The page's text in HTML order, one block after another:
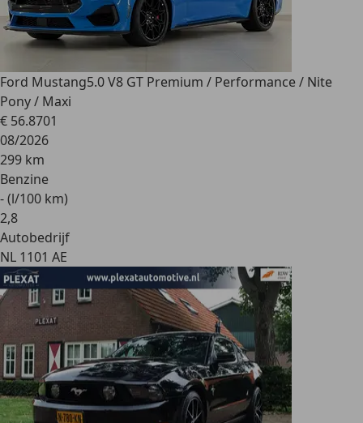
Ford Mustang5.0 V8 GT Premium / Performance / Nite
Pony / Maxi
€ 56.8701
08/2026
299 km
Benzine
- (l/100 km)
2,8
Autobedrijf
NL 1101 AE